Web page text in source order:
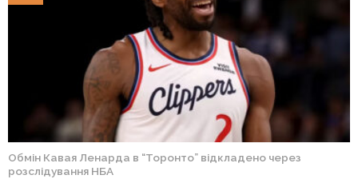
Обмін Кавая Ленарда в “Торонто” відкладено через
розслідування НБА